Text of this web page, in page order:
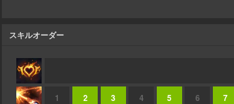
スキルオーダー
1 2 3 4 5 6 7